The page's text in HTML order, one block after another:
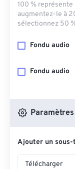
100 %
augmentez-le à
sélectionnez 50
Fondu audio
Fondu audio
Ajouter un
Télécharger